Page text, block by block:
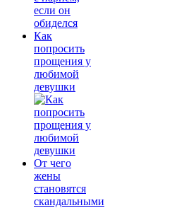
Как
попросить
прощения у
любимой
девушки
От чего
жены
становятся
скандальными